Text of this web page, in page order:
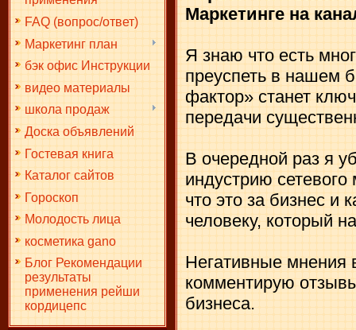
FAQ (вопрос/ответ)
Маркетинг план
бэк офис Инструкции
видео материалы
школа продаж
Доска объявлений
Гостевая книга
Каталог сайтов
Гороскоп
Молодость лица
косметика gano
Блог Рекомендации
результаты
применения рейши
кордицепс
Маркетинге на
Я знаю что есть
преуспеть в нашем
фактор» станет
передачи
В очередной раз я
индустрию
что это за бизнес и
человеку, который
Негативные мнения
комментирую
бизнеса.